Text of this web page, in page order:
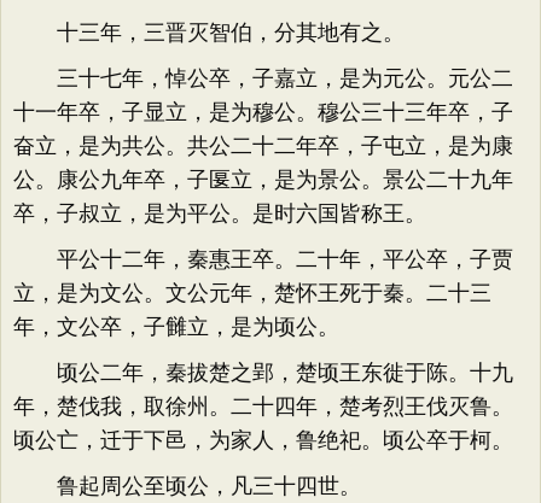
十三年，三晋灭智伯，分其地有之。
三十七年，悼公卒，子嘉立，是为元公。元公二
十一年卒，子显立，是为穆公。穆公三十三年卒，子
奋立，是为共公。共公二十二年卒，子屯立，是为康
公。康公九年卒，子匽立，是为景公。景公二十九年
卒，子叔立，是为平公。是时六国皆称王。
平公十二年，秦惠王卒。二十年，平公卒，子贾
立，是为文公。文公元年，楚怀王死于秦。二十三
年，文公卒，子雠立，是为顷公。
顷公二年，秦拔楚之郢，楚顷王东徙于陈。十九
年，楚伐我，取徐州。二十四年，楚考烈王伐灭鲁。
顷公亡，迁于下邑，为家人，鲁绝祀。顷公卒于柯。
鲁起周公至顷公，凡三十四世。